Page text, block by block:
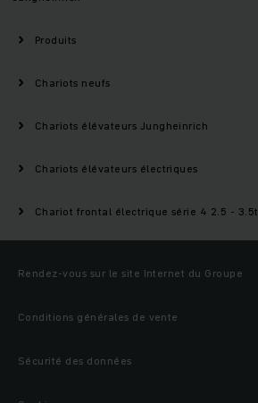
Produits
Chariots neufs
Chariots élévateurs Jungheinrich
Chariots élévateurs électriques
Chariot frontal électrique série 4 2.5 - 3.5t
Rendez-vous sur le site Internet du Groupe
Conditions générales de vente
Sécurité des données